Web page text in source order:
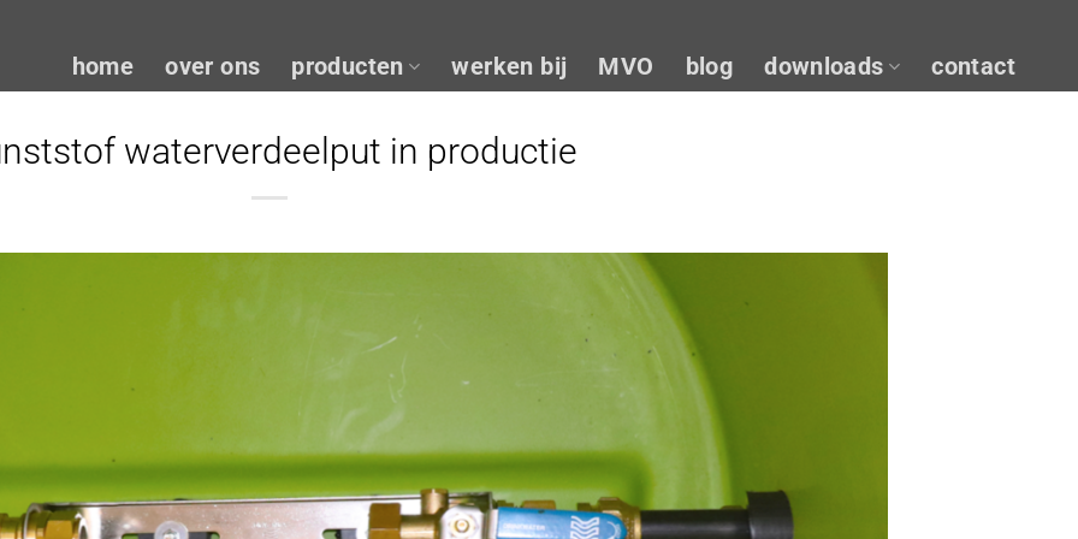
home over ons producten werken bij MVO blog downloads contact
waterverdeelput in productie